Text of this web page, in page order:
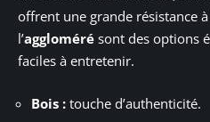
offrent une grande résistance
l’aggloméré sont des options
faciles à entretenir.
Bois : touche d’authenticité.